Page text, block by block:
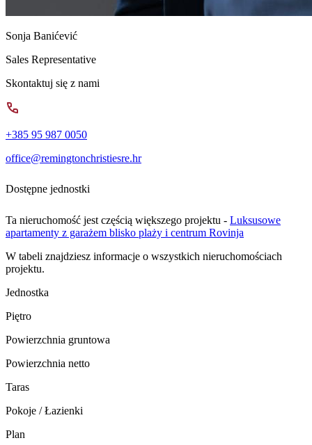
Sonja Banićević
Sales Representative
Skontaktuj się z nami
+385 95 987 0050
office@remingtonchristiesre.hr
Dostępne jednostki
Ta nieruchomość jest częścią większego projektu - Luksusowe
apartamenty z garażem blisko plaży i centrum Rovinja
W tabeli znajdziesz informacje o wszystkich nieruchomościach
projektu.
Jednostka
Piętro
Powierzchnia gruntowa
Powierzchnia netto
Taras
Pokoje / Łazienki
Plan